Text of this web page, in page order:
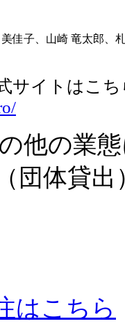
佳子、山崎 竜太郎、
サイトはこ
他の業
団体貸
はこちら